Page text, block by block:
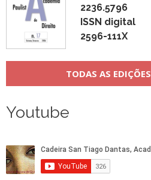
2236.5796
ISSN digital
2596-111X
TODAS AS EDIÇÕES
Youtube